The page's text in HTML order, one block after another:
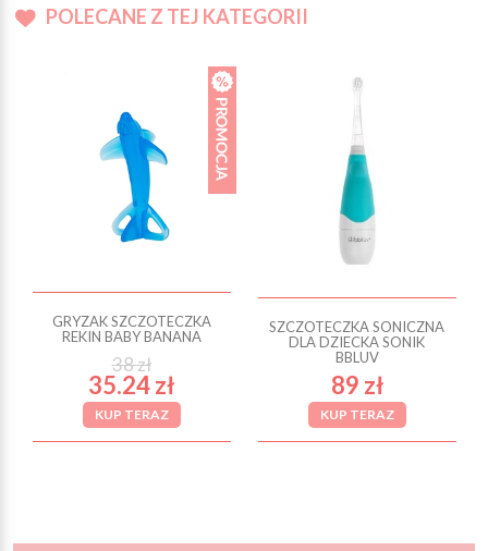
POLECANE Z TEJ KATEGORII
GRYZAK SZCZOTECZKA
REKIN BABY BANANA
38 zł
35.24 zł
KUP TERAZ
SZCZOTECZKA SONICZNA
DLA DZIECKA SONIK
BBLUV
89 zł
KUP TERAZ